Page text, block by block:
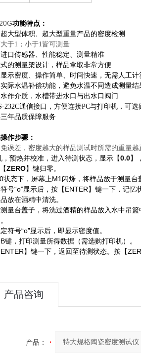
功能特点：
大型体积、超大型重量产品的密度检测
于1；小于1皆可测量
口传感器、性能稳定、测量精准
的测量架设计，样品拿取非常方便
示密度、操作简单、时间快速，无需人工计
际水温补偿功能，避免水温不同造成测量结
作介质，水槽带进水口与出水口阀门
232C通信接口，方便连接PC与打印机，可
年品质保障服务
作步骤：
误差，密度越大的样品测试时所需的重量
预热并校准 ， 进入待测状态， 显示【0.0】，
ZERO】键归零。
状态下，屏幕上M1闪烁，将样品放于测量台
号“o”显示后，按【ENTER】键一下，记
放在酒精中清洗。
量台盖子，将洗过酒精的样品放入水中吊
符号“o”显示后，即显示密度值。
键，打印测量所得数据（需选购打印机）。
】键一下，返回至待测状态。按【
产品咨询
产品：